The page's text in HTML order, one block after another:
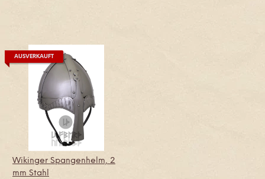
AUSVERKAUFT
Wikinger Spangenhelm, 2
mm Stahl